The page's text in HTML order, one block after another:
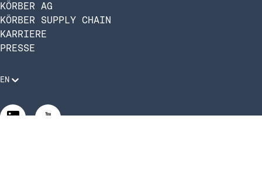
KÖRBER AG
KÖRBER SUPPLY CHAIN
KARRIERE
PRESSE
EN